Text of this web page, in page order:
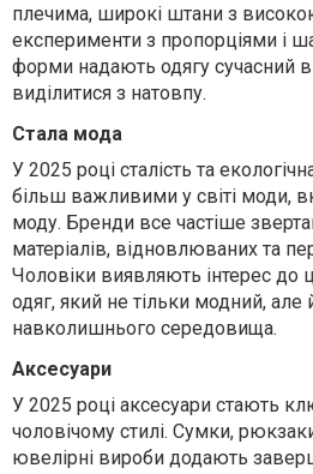
плечима, широкі штани з
експерименти з пропорціями і
форми надають одягу сучасний
виділитися з натовпу.
Стала мода
У 2025 році сталість та
більш важливими у світі моди,
моду. Бренди все частіше
матеріалів, відновлюваних та
Чоловіки виявляють інтерес до
одяг, який не тільки модний, але
навколишнього середовища.
Аксесуари
У 2025 році аксесуари стають
чоловічому стилі. Сумки,
ювелірні вироби додають